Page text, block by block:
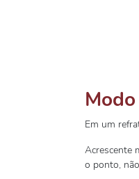
Em um
Acrescente
o ponto,